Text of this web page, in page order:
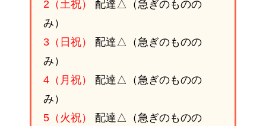
2（土祝） 配達△（急ぎのものの
み）
3（日祝） 配達△（急ぎのものの
み）
4（月祝） 配達△（急ぎのものの
み）
5（火祝） 配達△（急ぎのものの